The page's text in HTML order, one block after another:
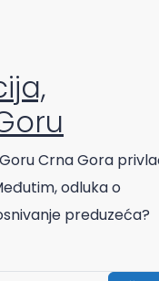
Crna Gora
odluka o
preduzeća?